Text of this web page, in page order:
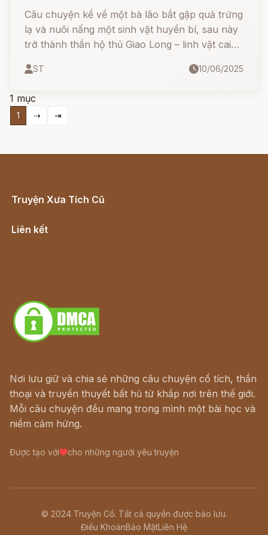
Câu chuyện kể về một bà lão bắt gặp quả trứng
lạ và nuôi nấng một sinh vật huyền bí, sau này
trở thành thần hộ thủ Giao Long – linh vật cai
lành và ấm no. Tuy nhiên, bi kịch xảy ra khi
định mệnh, để lại nỗi đau khôn nguôi cho người
mẹ nuôi và dân làng.
ST 10/06/2025
1 mục
1 ⇢ ⇥
Truyện Xưa Tích Cũ
Liên kết
Nơi lưu giữ và chia sẻ những câu chuyện cổ tích, thần
thoại và truyền thuyết bất hủ từ khắp nơi trên thế giới.
Mỗi câu chuyện đều mang trong mình một bài học và
niềm cảm hứng.
Được tạo với cho những người yêu truyện
© 2024 Truyện Cổ. Tất cả quyền được bảo lưu.
Điều KhoảnBảo MậtLiên Hệ